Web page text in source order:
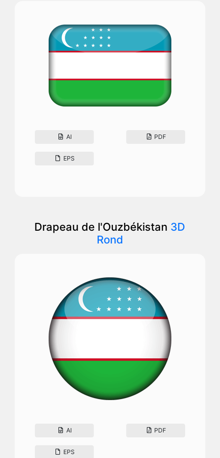
AI PDF
EPS
Drapeau de l'Ouzbékistan 3D
Rond
AI PDF
EPS